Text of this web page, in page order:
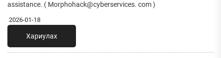
assistance. ( Morphohack@cyberservices. com )
2026-01-18
Хариулах